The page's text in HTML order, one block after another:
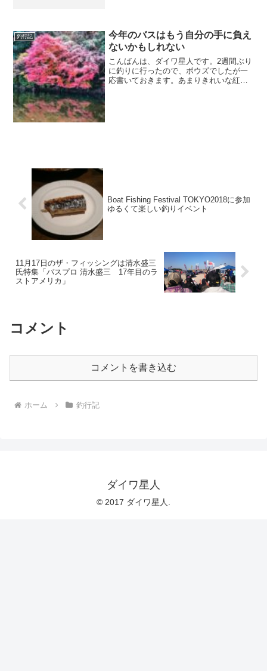
んが、ち...
釣行記
今年のバスはもう自分の手に負え
ないかもしれない
こんばんは、ダイワ星人です。2週間ぶり
に釣りに行ったので、ボウズでしたが一
応書いておきます。あまりきれいな紅葉
Boat Fishing Festival TOKYO2018に参加
ゆるくて楽しい釣りイベント
11月17日のザ・フィッシングは清水盛三
氏特集「バスプロ 清水盛三 17年目のラ
ストアメリカ」
コメント
コメントを書き込む
ホーム 釣行記
ダイワ星人
© 2017 ダイワ星人.